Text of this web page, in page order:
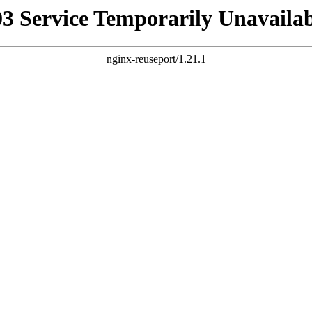
Service Temporarily
nginx-reuseport/1.21.1